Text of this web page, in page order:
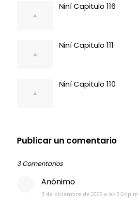
Niní Capitulo 116
Niní Capitulo 111
Niní Capitulo 110
Publicar un comentario
3 Comentarios
Anónimo
3 de diciembre de 2009 a las 3:24 p.m.